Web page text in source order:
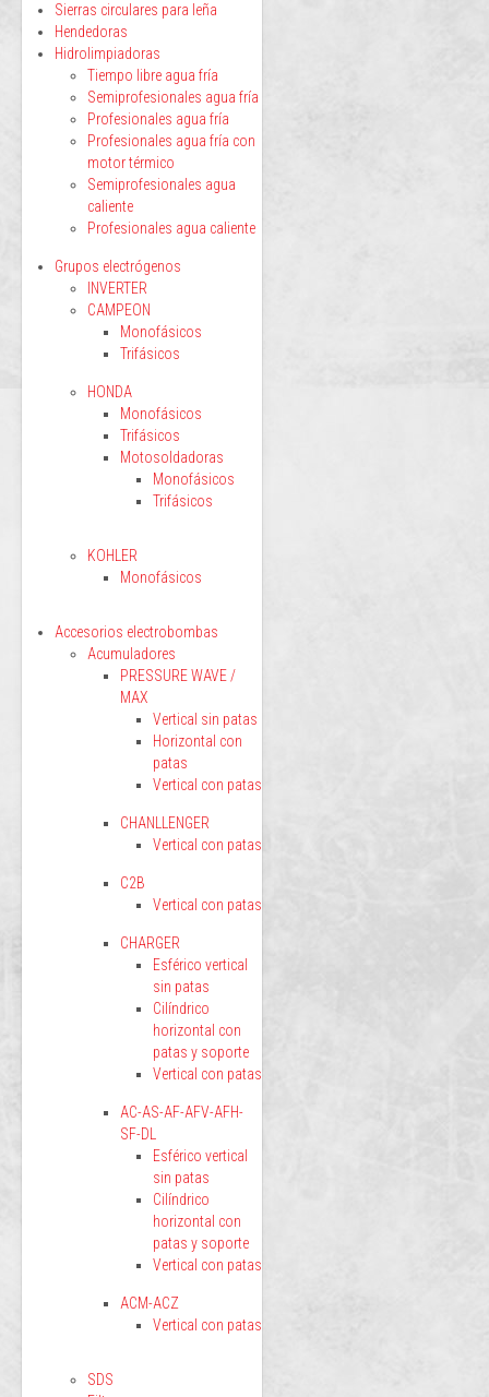
Sierras circulares para leña
Hendedoras
Hidrolimpiadoras
Tiempo libre agua fría
Semiprofesionales agua fría
Profesionales agua fría
Profesionales agua fría con
motor térmico
Semiprofesionales agua
caliente
Profesionales agua caliente
Grupos electrógenos
INVERTER
CAMPEON
Monofásicos
Trifásicos
HONDA
Monofásicos
Trifásicos
Motosoldadoras
Monofásicos
Trifásicos
KOHLER
Monofásicos
Accesorios electrobombas
Acumuladores
PRESSURE WAVE /
MAX
Vertical sin patas
Horizontal con
patas
Vertical con patas
CHANLLENGER
Vertical con patas
C2B
Vertical con patas
CHARGER
Esférico vertical
sin patas
Cilíndrico
horizontal con
patas y soporte
Vertical con patas
AC-AS-AF-AFV-AFH-
SF-DL
Esférico vertical
sin patas
Cilíndrico
horizontal con
patas y soporte
Vertical con patas
ACM-ACZ
Vertical con patas
SDS